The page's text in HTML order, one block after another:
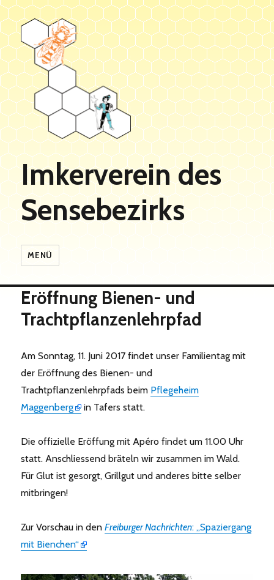
Imkerverein des
Sensebezirks
MENÜ
Eröffnung Bienen- und
Trachtpflanzenlehrpfad
Am Sonntag, 11. Juni 2017 findet unser Familientag mit
der Eröffnung des Bienen- und
Trachtpflanzenlehrpfads beim Pflegeheim
Maggenberg
in Tafers statt.
Die offizielle Eröffung mit Apéro findet um 11.00 Uhr
statt. Anschliessend bräteln wir zusammen im Wald.
Für Glut ist gesorgt, Grillgut und anderes bitte selber
mitbringen!
Zur Vorschau in denFreiburger Nachrichten: „Spaziergang
mit Bienchen“